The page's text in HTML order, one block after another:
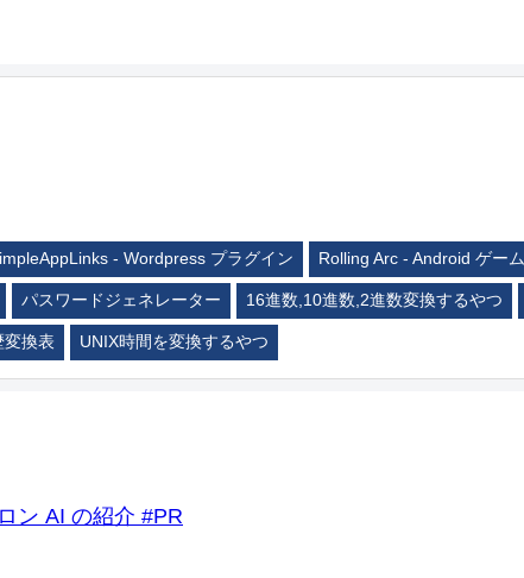
- Wordpress プラグイン Rolling Arc - Android ゲーム
パスワードジェネレーター 16進数,10進数,2進数変換するやつ
変換表 UNIX時間を変換するやつ
ン AI の紹介 #PR